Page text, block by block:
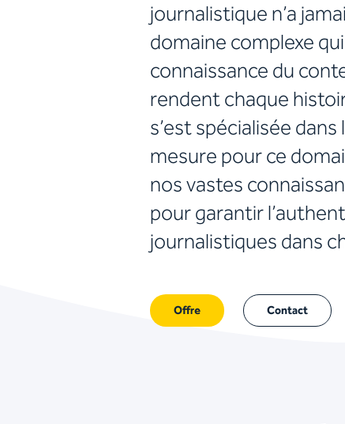
journalistique n’a
domaine complexe
connaissance du
rendent chaque
s’est spécialisée
mesure pour ce
nos vastes
pour garantir
journalistiques dans
Offre Contact